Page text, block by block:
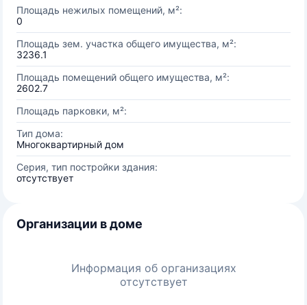
Площадь нежилых помещений, м²:
0
Площадь зем. участка общего имущества, м²:
3236.1
Площадь помещений общего имущества, м²:
2602.7
Площадь парковки, м²:
Тип дома:
Многоквартирный дом
Серия, тип постройки здания:
отсутствует
Организации в доме
Информация об организациях
отсутствует